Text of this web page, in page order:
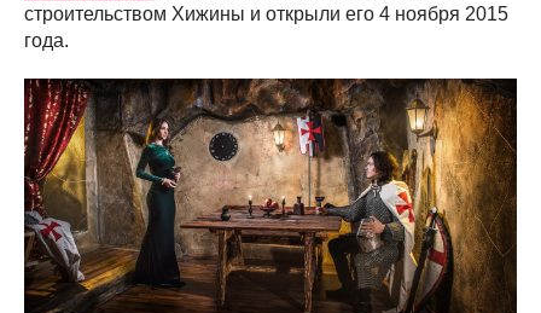
строительством Хижины и открыли его 4 ноября 2015
года.